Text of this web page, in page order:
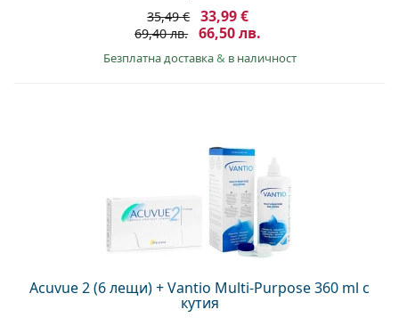
35,49 € 33,99 €
69,40 лв. 66,50 лв.
Безплатна доставка& в наличност
Acuvue 2 (6 лещи) + Vantio Multi-Purpose 360 ml с
кутия